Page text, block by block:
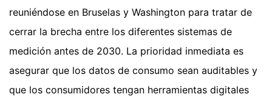
reuniéndose en Bruselas y Washington para tratar de
cerrar la brecha entre los diferentes sistemas de
medición antes de 2030. La prioridad inmediata es
asegurar que los datos de consumo sean auditables y
que los consumidores tengan herramientas digitales